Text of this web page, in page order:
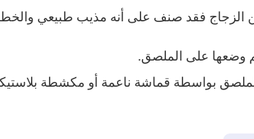
عن الزجاج فقد صنف على أنه مذيب طبيعي
وضعها على الملصق.